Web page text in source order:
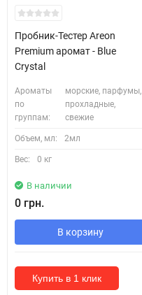
Кожні 1500₴ чеку = 1 тестер
Пробник-Тестер Areon
Premium аромат - Blue
Crystal
Ароматы
по
группам:
морские, парфумы,
прохладные,
свежие
Объем, мл: 2мл
Вес: 0 кг
В наличии
0 грн.
В корзину
Купить в 1 клик